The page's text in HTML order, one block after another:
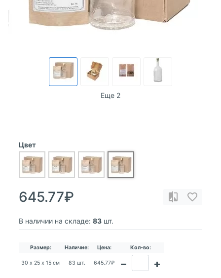
Еще 2
Цвет
645.77₽
В наличии на складе: 83 шт.
Размер: Наличие: Цена: Кол-во:
30 х 25 х 15 см 83 шт. 645.77₽